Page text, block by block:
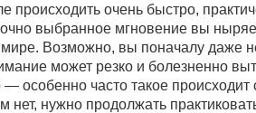
происходить очень быстро,
выбранное мгновение вы
Возможно, вы поначалу даже
может резко и болезненно
особенно часто такое происходит
нет, нужно продолжать